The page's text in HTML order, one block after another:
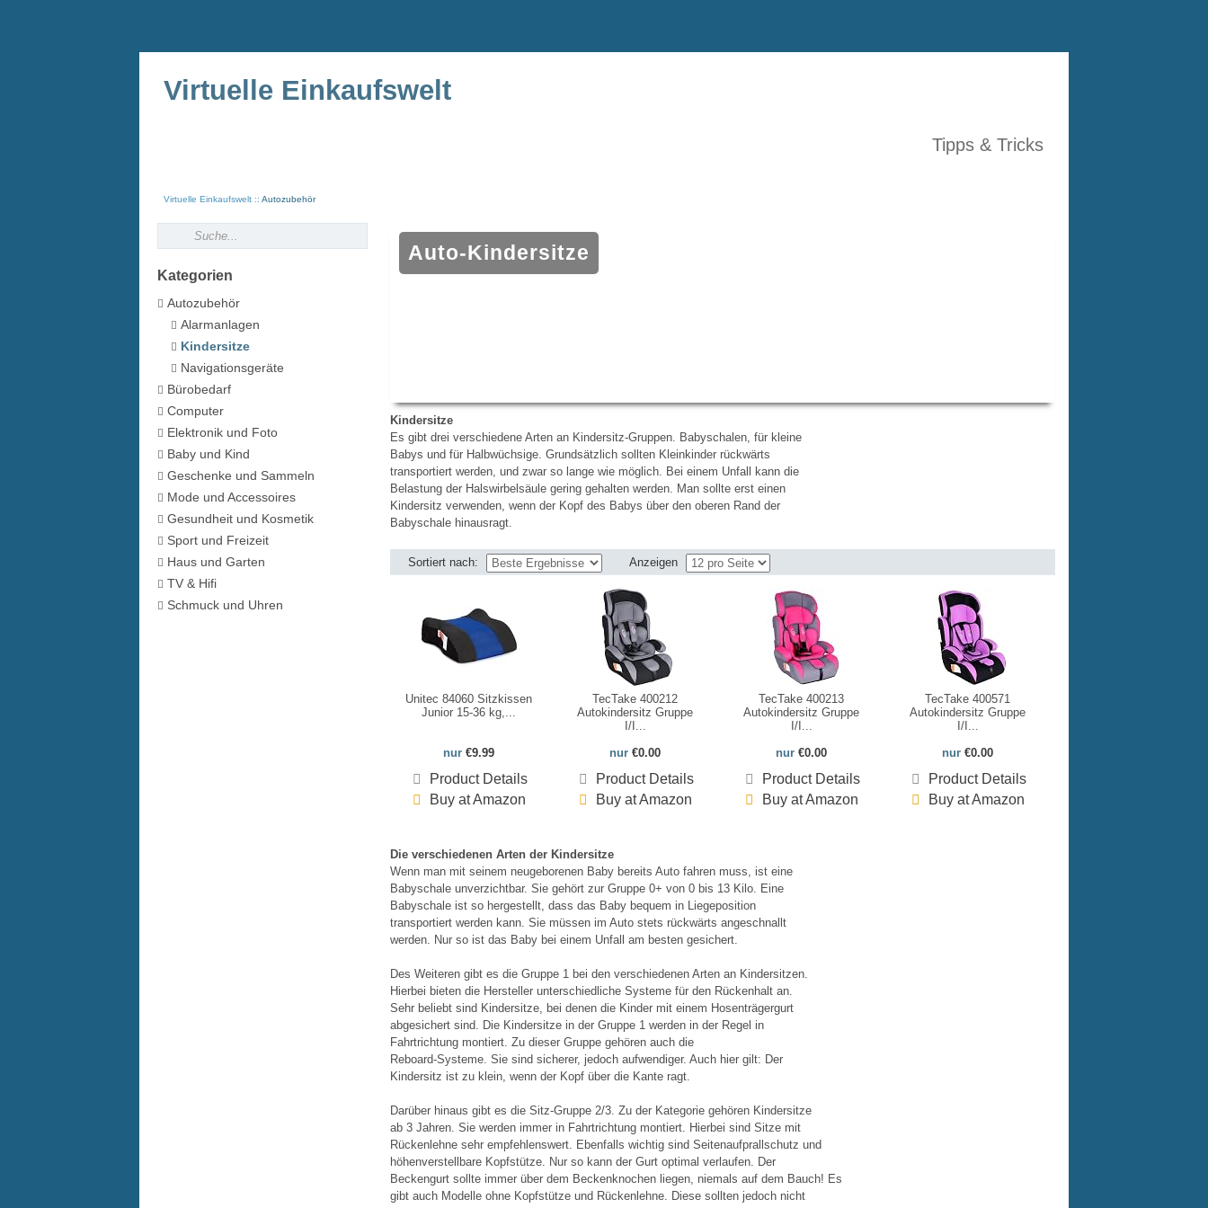
Virtuelle Einkaufswelt
Tipps & Tricks
Virtuelle Einkaufswelt Autozubehör
Auto-Kindersitze
Kindersitze
Es gibt drei verschiedene Arten an Kindersitz-Gruppen. Babyschalen, für kleine
Babys und für Halbwüchsige. Grundsätzlich sollten Kleinkinder rückwärts
transportiert werden, und zwar so lange wie möglich. Bei einem Unfall kann die
Belastung der Halswirbelsäule gering gehalten werden. Man sollte erst einen
Kindersitz verwenden, wenn der Kopf des Babys über den oberen Rand der
Babyschale hinausragt.
Sortiert nach: Anzeigen
Unitec 84060 Sitzkissen
Junior 15-36 kg,...
nur €9.99
Product Details
Buy at Amazon
TecTake 400212
Autokindersitz Gruppe
I/I...
nur €0.00
Product Details
Buy at Amazon
TecTake 400213
Autokindersitz Gruppe
I/I...
nur €0.00
Product Details
Buy at Amazon
TecTake 400571
Autokindersitz Gruppe
I/I...
nur €0.00
Product Details
Buy at Amazon
Die verschiedenen Arten der Kindersitze
Wenn man mit seinem neugeborenen Baby bereits Auto fahren muss, ist eine
Babyschale unverzichtbar. Sie gehört zur Gruppe 0+ von 0 bis 13 Kilo. Eine
Babyschale ist so hergestellt, dass das Baby bequem in Liegeposition
transportiert werden kann. Sie müssen im Auto stets rückwärts angeschnallt
werden. Nur so ist das Baby bei einem Unfall am besten gesichert.
Des Weiteren gibt es die Gruppe 1 bei den verschiedenen Arten an Kindersitzen.
Hierbei bieten die Hersteller unterschiedliche Systeme für den Rückenhalt an.
Sehr beliebt sind Kindersitze, bei denen die Kinder mit einem Hosenträgergurt
abgesichert sind. Die Kindersitze in der Gruppe 1 werden in der Regel in
Fahrtrichtung montiert. Zu dieser Gruppe gehören auch die
Reboard-Systeme. Sie sind sicherer, jedoch aufwendiger. Auch hier gilt: Der
Kindersitz ist zu klein, wenn der Kopf über die Kante ragt.
Darüber hinaus gibt es die Sitz-Gruppe 2/3. Zu der Kategorie gehören Kindersitze
ab 3 Jahren. Sie werden immer in Fahrtrichtung montiert. Hierbei sind Sitze mit
Rückenlehne sehr empfehlenswert. Ebenfalls wichtig sind Seitenaufprallschutz und
höhenverstellbare Kopfstütze. Nur so kann der Gurt optimal verlaufen. Der
Beckengurt sollte immer über dem Beckenknochen liegen, niemals auf dem Bauch! Es
gibt auch Modelle ohne Kopfstütze und Rückenlehne. Diese sollten jedoch nicht
Kategorien
Autozubehör
Alarmanlagen
Kindersitze
Navigationsgeräte
Bürobedarf
Computer
Elektronik und Foto
Baby und Kind
Geschenke und Sammeln
Mode und Accessoires
Gesundheit und Kosmetik
Sport und Freizeit
Haus und Garten
TV & Hifi
Schmuck und Uhren